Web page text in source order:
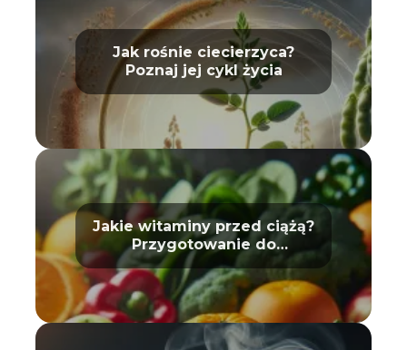
Jak rośnie ciecierzyca?
Poznaj jej cykl życia
Jakie witaminy przed ciążą?
Przygotowanie do
macierzyństwa